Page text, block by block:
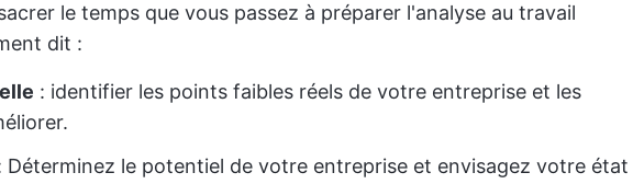
le temps que vous passez à préparer l'analyse au travail
dit :
: identifier les points faibles réels de votre entreprise et les
Déterminez le potentiel de votre entreprise et envisagez votre état